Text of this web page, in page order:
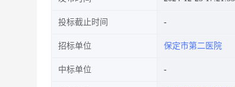
投标截止时间
招标单位 保定市第二医院
中标单位